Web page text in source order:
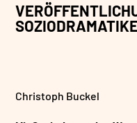
Christoph Buckel